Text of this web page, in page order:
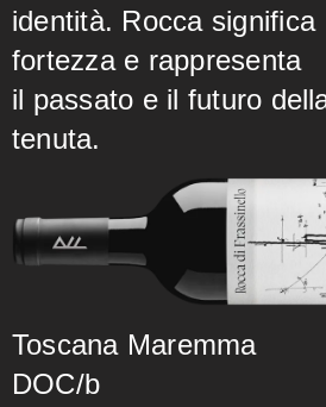
identità. Rocca significa
fortezza e rappresenta
il passato e il futuro
tenuta.
Toscana Maremma
DOC/b